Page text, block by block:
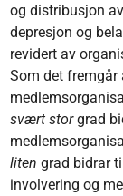
og distribusjon
depresjon og
revidert av
Som det fremgår
svært storgrad
litengrad bidrar
involvering og